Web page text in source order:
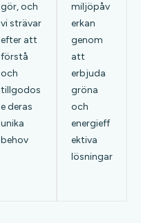
gör, och
vi strävar
efter att
förstå
och
tillgodos
e deras
unika
behov
miljöpåv
erkan
genom
att
erbjuda
gröna
och
energieff
ektiva
lösningar